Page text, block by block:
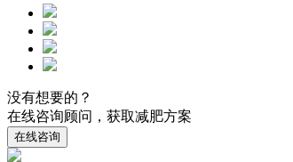
没有想要的？
在线咨询顾问，获取减肥方案
在线咨询